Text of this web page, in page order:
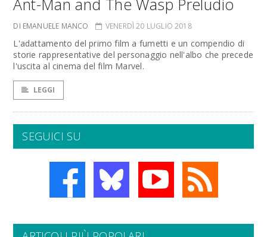
Ant-Man and The Wasp Preludio
DI EMANUELE MANCO VENERDÌ 20 LUGLIO 2018
L'adattamento del primo film a fumetti e un compendio di
storie rappresentative del personaggio nell'albo che precede
l'uscita al cinema del film Marvel.
LEGGI
SEGUICI SU